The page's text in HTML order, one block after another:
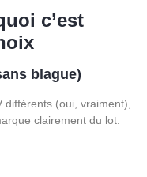
c’est
blague)
différents (oui, vraiment),
clairement du lot.